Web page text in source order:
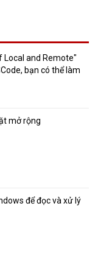
Local and Remote"
bạn có thể làm
mở rộng
để đọc và xử lý